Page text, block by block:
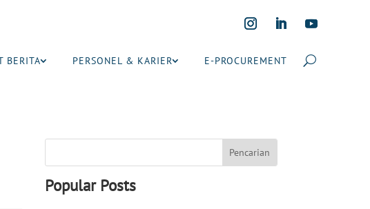
BERITA PERSONEL & KARIER E-PROCUREMENT
Popular Posts